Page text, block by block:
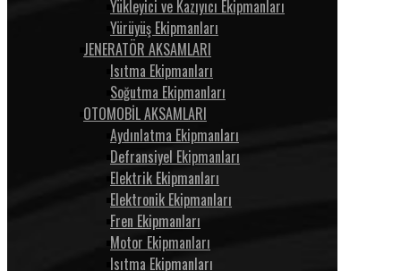
Yükleyici ve Kazıyıcı Ekipmanları
Yürüyüş Ekipmanları
JENERATÖR AKSAMLARI
Isıtma Ekipmanları
Soğutma Ekipmanları
OTOMOBİL AKSAMLARI
Aydınlatma Ekipmanları
Defransiyel Ekipmanları
Elektrik Ekipmanları
Elektronik Ekipmanları
Fren Ekipmanları
Motor Ekipmanları
Isıtma Ekipmanları